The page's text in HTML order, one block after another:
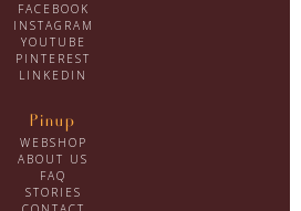
FACEBOOK
INSTAGRAM
YOUTUBE
PINTEREST
LINKEDIN
Pinup
WEBSHOP
ABOUT US
FAQ
STORIES